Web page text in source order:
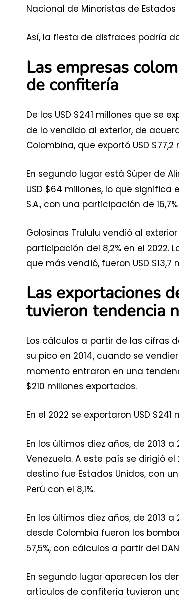
Nacional de Minoristas de Estados
Así, la fiesta de disfraces podría
Las empresas
de confitería
De los USD $241 millones que se
de lo vendido al exterior, de
Colombina, que exportó USD
En segundo lugar está Súper de
USD $64 millones, lo que significa
S.A., con una participación de
Golosinas Trululu vendió al
participación del 8,2% en el 2022.
que más vendió, fueron USD $13,7
Las exportaciones
tuvieron tendencia
Los cálculos a partir de las cifras
su pico en 2014, cuando se
momento entraron en una
$210 millones exportados.
En el 2022 se exportaron USD
En los últimos diez años, de 2013
Venezuela. A este país se dirigió
destino fue Estados Unidos, con
Perú con el 8,1%.
En los últimos diez años, de 2013
desde Colombia fueron los
57,5%, con cálculos a partir del
En segundo lugar aparecen los
artículos de confitería tuvieron